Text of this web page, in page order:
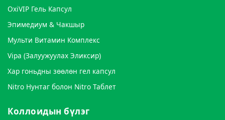
OxiVIP Гель Капсул
Эпимедиум & Чакшыр
Мульти Витамин Комплекс
Vipa (Залуужуулах Эликсир)
Хар гоньдны зөөлөн гел капсул
Nitro Нунтаг болон Nitro Таблет
Коллоидын бүлэг